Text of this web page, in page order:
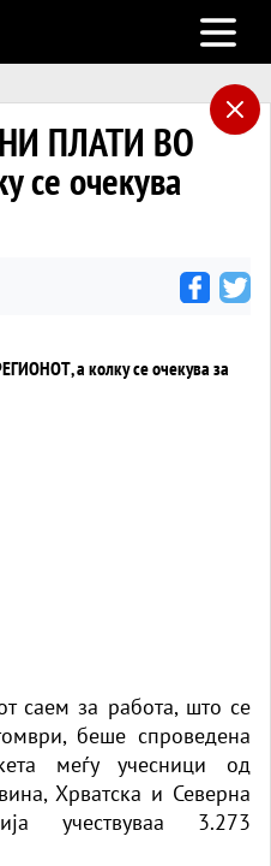
Open
ПЛАТИ ВО
се очекува
саем за работа, што се
беше спроведена
меѓу учесници од
Хрватска и Северна
учествуваа 3.273